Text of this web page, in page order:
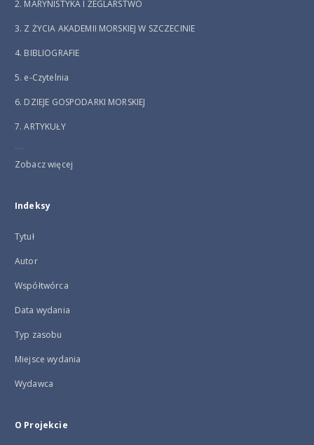
2. MARYNISTYKA I ŻEGLARSTWO
3. Z ŻYCIA AKADEMII MORSKIEJ W SZCZECINIE
4. BIBLIOGRAFIE
5. e-Czytelnia
6. DZIEJE GOSPODARKI MORSKIEJ
7. ARTYKUŁY
...
Zobacz więcej
Indeksy
Tytuł
Autor
Współtwórca
Data wydania
Typ zasobu
Miejsce wydania
Wydawca
O Projekcie